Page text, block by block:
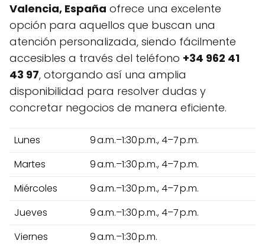
Valencia, España ofrece una excelente
opción para aquellos que buscan una
atención personalizada, siendo fácilmente
accesibles a través del teléfono +34 962 41
43 97, otorgando así una amplia
disponibilidad para resolver dudas y
concretar negocios de manera eficiente.
Lunes
9 a.m.–1:30 p.m., 4–7 p.m.
Martes
9 a.m.–1:30 p.m., 4–7 p.m.
Miércoles
9 a.m.–1:30 p.m., 4–7 p.m.
Jueves
9 a.m.–1:30 p.m., 4–7 p.m.
Viernes
9 a.m.–1:30 p.m.